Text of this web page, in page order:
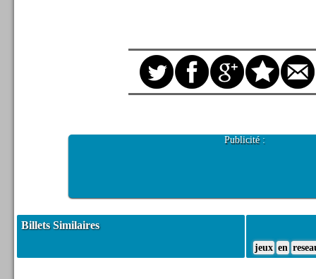
Publicité :
Billets Similaires
jeux en